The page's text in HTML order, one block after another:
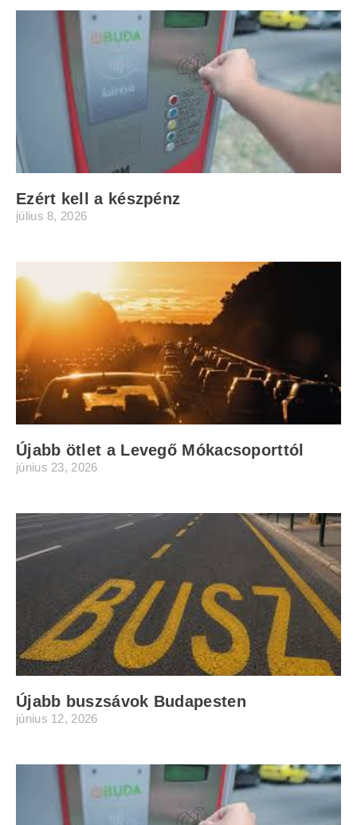
Ezért kell a készpénz
július 8, 2026
Újabb ötlet a Levegő Mókacsoporttól
június 23, 2026
Újabb buszsávok Budapesten
június 12, 2026